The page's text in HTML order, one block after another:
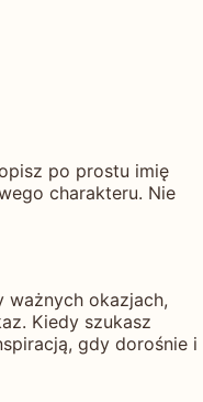
po prostu imię
charakteru. Nie
ważnych okazjach,
Kiedy szukasz
gdy dorośnie i